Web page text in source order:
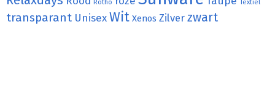
Rotho Textiel
transparant UnisexWit Xenos Zilver zwart